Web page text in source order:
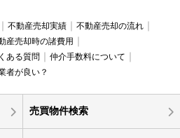
不動産売却実績
不動産売却の流れ
産売却時の諸費用
ある質問
仲介手数料について
者が良い？
売買物件検索